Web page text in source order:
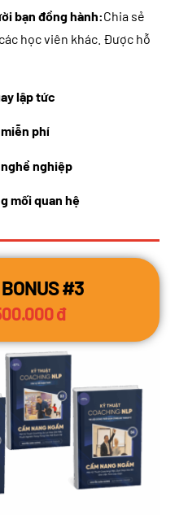
bạn đồng hành:Chia sẻ
học viên khác. Được hỗ
lập tức
phí
nghiệp
mối quan hệ
#3
đ